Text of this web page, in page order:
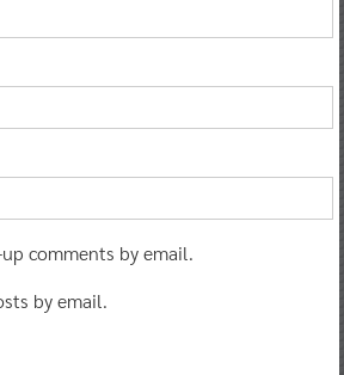
comments by email.
by email.